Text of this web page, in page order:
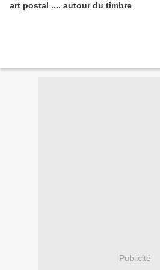
art postal .... autour du timbre
Publicité